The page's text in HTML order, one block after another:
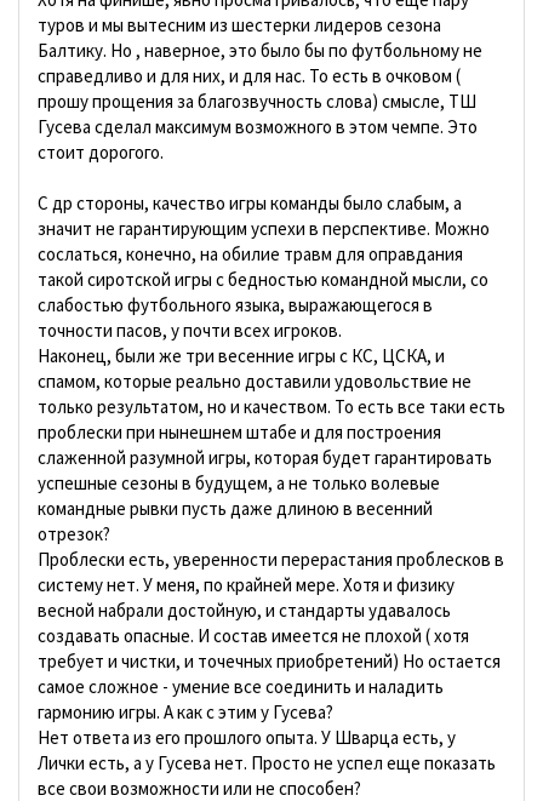
туров и мы вытесним из шестерки лидеров сезона
Балтику. Но , наверное, это было бы по футбольному не
справедливо и для них, и для нас. То есть в очковом (
прошу прощения за благозвучность слова) смысле, ТШ
Гусева сделал максимум возможного в этом чемпе. Это
стоит дорогого.
С др стороны, качество игры команды было слабым, а
значит не гарантирующим успехи в перспективе. Можно
сослаться, конечно, на обилие травм для оправдания
такой сиротской игры с бедностью командной мысли, со
слабостью футбольного языка, выражающегося в
точности пасов, у почти всех игроков.
Наконец, были же три весенние игры с КС, ЦСКА, и
спамом, которые реально доставили удовольствие не
только результатом, но и качеством. То есть все таки есть
проблески при нынешнем штабе и для построения
слаженной разумной игры, которая будет гарантировать
успешные сезоны в будущем, а не только волевые
командные рывки пусть даже длиною в весенний
отрезок?
Проблески есть, уверенности перерастания проблесков в
систему нет. У меня, по крайней мере. Хотя и физику
весной набрали достойную, и стандарты удавалось
создавать опасные. И состав имеется не плохой ( хотя
требует и чистки, и точечных приобретений) Но остается
самое сложное - умение все соединить и наладить
гармонию игры. А как с этим у Гусева?
Нет ответа из его прошлого опыта. У Шварца есть, у
Лички есть, а у Гусева нет. Просто не успел еще показать
все свои возможности или не способен?